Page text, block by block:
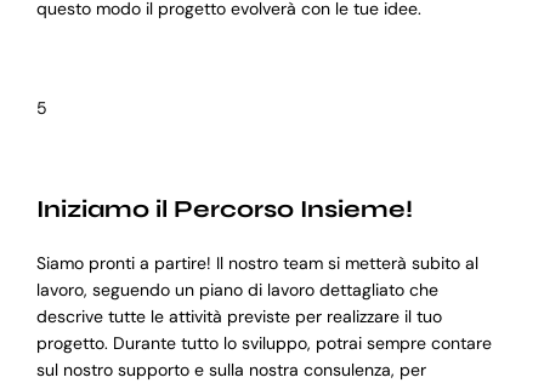
questo modo il progetto evolverà con le tue idee.
5
Iniziamo il Percorso Insieme!
Siamo pronti a partire! Il nostro team si metterà subito al
lavoro, seguendo un piano di lavoro dettagliato che
descrive tutte le attività previste per realizzare il tuo
progetto. Durante tutto lo sviluppo, potrai sempre contare
sul nostro supporto e sulla nostra consulenza, per